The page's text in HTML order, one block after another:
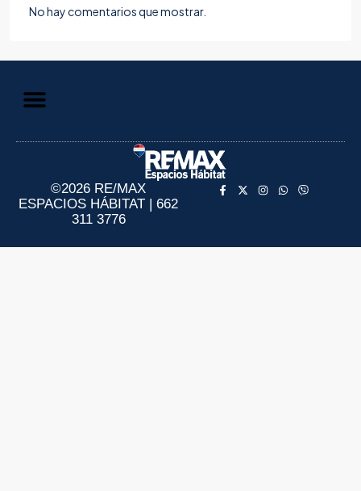
No hay comentarios que mostrar.
©2026 RE/MAX
ESPACIOS HÁBITAT | 662
311 3776